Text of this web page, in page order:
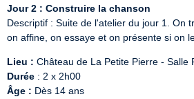
Jour 2 : Construire la chanson
Descriptif : Suite de l'atelier du jour 1. On
on affine, on essaye et on présente si on
Lieu :
Durée
Âge :